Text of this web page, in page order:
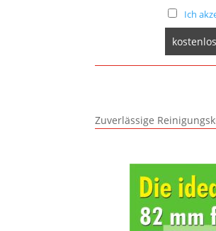
Ich
Zuverlässige